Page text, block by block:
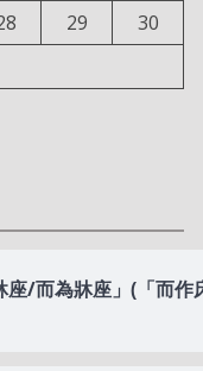
29
30
座/而為牀座」(「而作